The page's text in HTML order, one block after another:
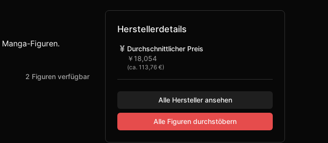
Figuren.
2 Figuren verfügbar
Herstellerdetails
¥ Durchschnittlicher Preis
￥18,054
(ca. 113,76 €)
Alle Hersteller ansehen
Alle Figuren durchstöbern